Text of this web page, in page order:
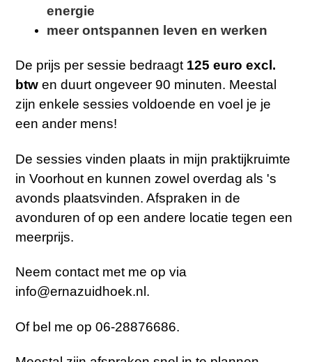
energie
meer ontspannen leven en werken
De prijs per sessie bedraagt 125 euro excl.
btw en duurt ongeveer 90 minuten. Meestal
zijn enkele sessies voldoende en voel je je
een ander mens!
De sessies vinden plaats in mijn praktijkruimte
in Voorhout en kunnen zowel overdag als 's
avonds plaatsvinden. Afspraken in de
avonduren of op een andere locatie tegen een
meerprijs.
Neem contact met me op via
info@ernazuidhoek.nl.
Of bel me op 06-28876686.